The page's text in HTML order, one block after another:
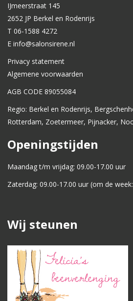
IJmeerstraat 145
2652 JP Berkel en Rodenrijs
T 06-1588 4272
E info@salonsirene.nl
Privacy statement
Algemene voorwaarden
AGB CODE 89055084
Regio: Berkel en Rodenrijs,
Rotterdam, Zoetermeer, Pijnacker,
Openingstijden
Maandag t/m vrijdag: 09.00-17.00 uur
Zaterdag: 09.00-17.00 uur (om de
Wij steunen